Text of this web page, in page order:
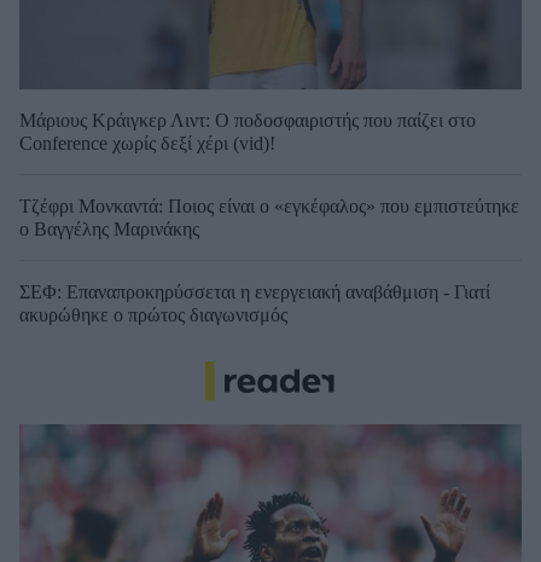
Μάριους Κράιγκερ Λιντ: Ο ποδοσφαιριστής που παίζει στο
Conference χωρίς δεξί χέρι (vid)!
Τζέφρι Μονκαντά: Ποιος είναι ο «εγκέφαλος» που εμπιστεύτηκε
ο Βαγγέλης Μαρινάκης
ΣΕΦ: Επαναπροκηρύσσεται η ενεργειακή αναβάθμιση - Γιατί
ακυρώθηκε ο πρώτος διαγωνισμός